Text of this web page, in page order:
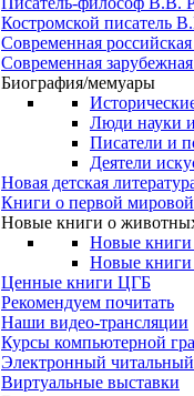
Костромской писатель
Современная российская
Современная
Биография/мемуары
Люди науки
Писатели и
Деятели
Новая детская
Книги о первой
Новые книги о
Новые книги
Новые книги
Ценные книги ЦГБ
Рекомендуем почитать
Наши видео-трансляции
Курсы компьютерной
Электронный читальный
Виртуальные выставки